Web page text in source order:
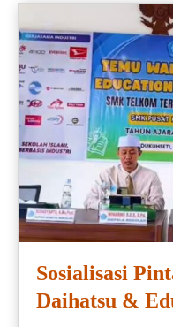
Sosialisasi
Daihatsu &